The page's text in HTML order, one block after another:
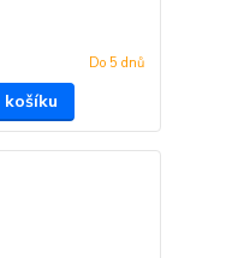
Do 5 dnů